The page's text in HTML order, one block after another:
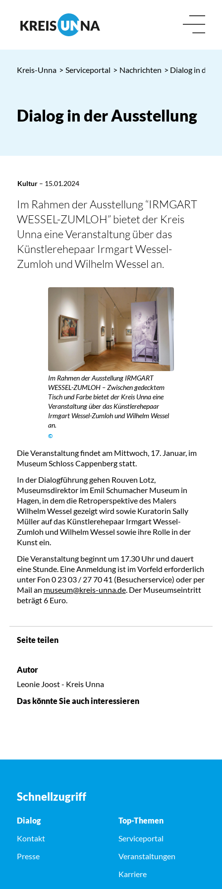
Kreis-Unna > Serviceportal > Nachrichten > Dialog in der
Dialog in der Ausstellung
Kultur– 15.01.2024
Im Rahmen der Ausstellung “IRMGART
WESSEL-ZUMLOH” bietet der Kreis
Unna eine Veranstaltung über das
Künstlerehepaar Irmgart Wessel-
Zumloh und Wilhelm Wessel an.
Im Rahmen der Ausstellung IRMGART
WESSEL-ZUMLOH – Zwischen gedecktem
Tisch und Farbe bietet der Kreis Unna eine
Veranstaltung über das Künstlerehepaar
Irmgart Wessel-Zumloh und Wilhelm Wessel
an.
©
Die Veranstaltung findet am Mittwoch, 17. Januar, im
Museum Schloss Cappenberg statt.
In der Dialogführung gehen Rouven Lotz,
Museumsdirektor im Emil Schumacher Museum in
Hagen, in dem die Retroperspektive des Malers
Wilhelm Wessel gezeigt wird sowie Kuratorin Sally
Müller auf das Künstlerehepaar Irmgart Wessel-
Zumloh und Wilhelm Wessel sowie ihre Rolle in der
Kunst ein.
Die Veranstaltung beginnt um 17.30 Uhr und dauert
eine Stunde. Eine Anmeldung ist im Vorfeld erforderlich
unter Fon 0 23 03 / 27 70 41 (Besucherservice) oder per
Mail an museum@kreis-unna.de. Der Museumseintritt
beträgt 6 Euro.
Seite teilen
Autor
Leonie Joost - Kreis Unna
Das könnte Sie auch interessieren
Schnellzugriff
Dialog
Kontakt
Presse
Top-Themen
Serviceportal
Veranstaltungen
Karriere